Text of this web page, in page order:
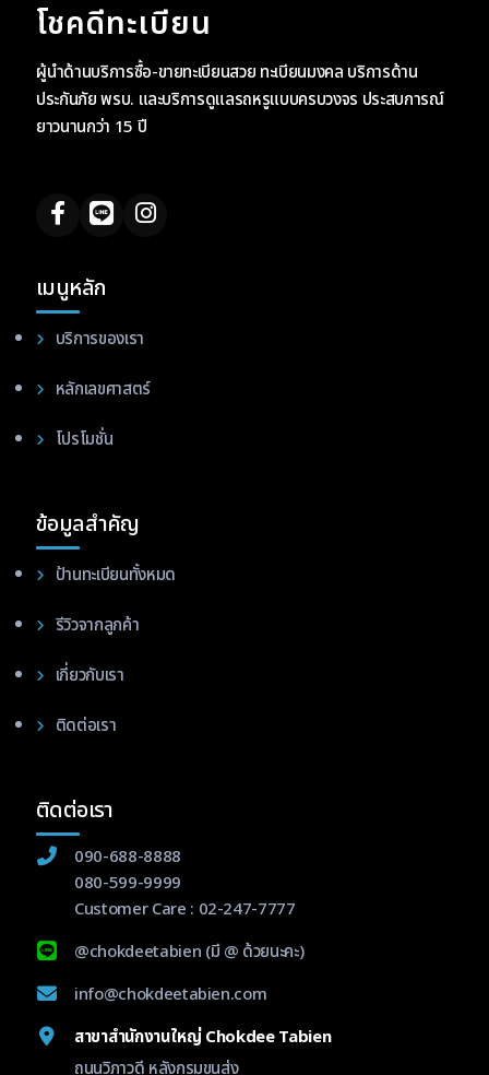
โชคดีทะเบียน
ผู้นำด้านบริการซื้อ-ขายทะเบียนสวย ทะเบียนมงคล บริการด้าน
ประกันภัย พรบ. และบริการดูแลรถหรูแบบครบวงจร ประสบการณ์
ยาวนานกว่า 15 ปี
เมนูหลัก
บริการของเรา
หลักเลขศาสตร์
โปรโมชั่น
ข้อมูลสำคัญ
ป้านทะเบียนทั้งหมด
รีวิวจากลูกค้า
เกี่ยวกับเรา
ติดต่อเรา
ติดต่อเรา
090-688-8888
080-599-9999
Customer Care : 02-247-7777
@chokdeetabien (มี @ ด้วยนะคะ)
info@chokdeetabien.com
สาขาสำนักงานใหญ่ Chokdee Tabien
ถนนวิภาวดี หลังกรมขนส่ง